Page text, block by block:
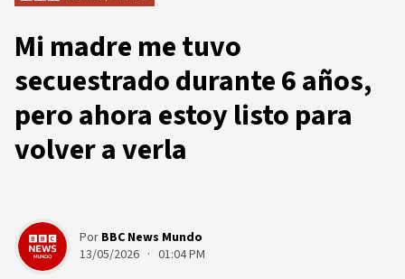
Mi madre me tuvo
secuestrado durante 6 años,
pero ahora estoy listo para
volver a verla
Por BBC News Mundo
13/05/2026 · 01:04 PM